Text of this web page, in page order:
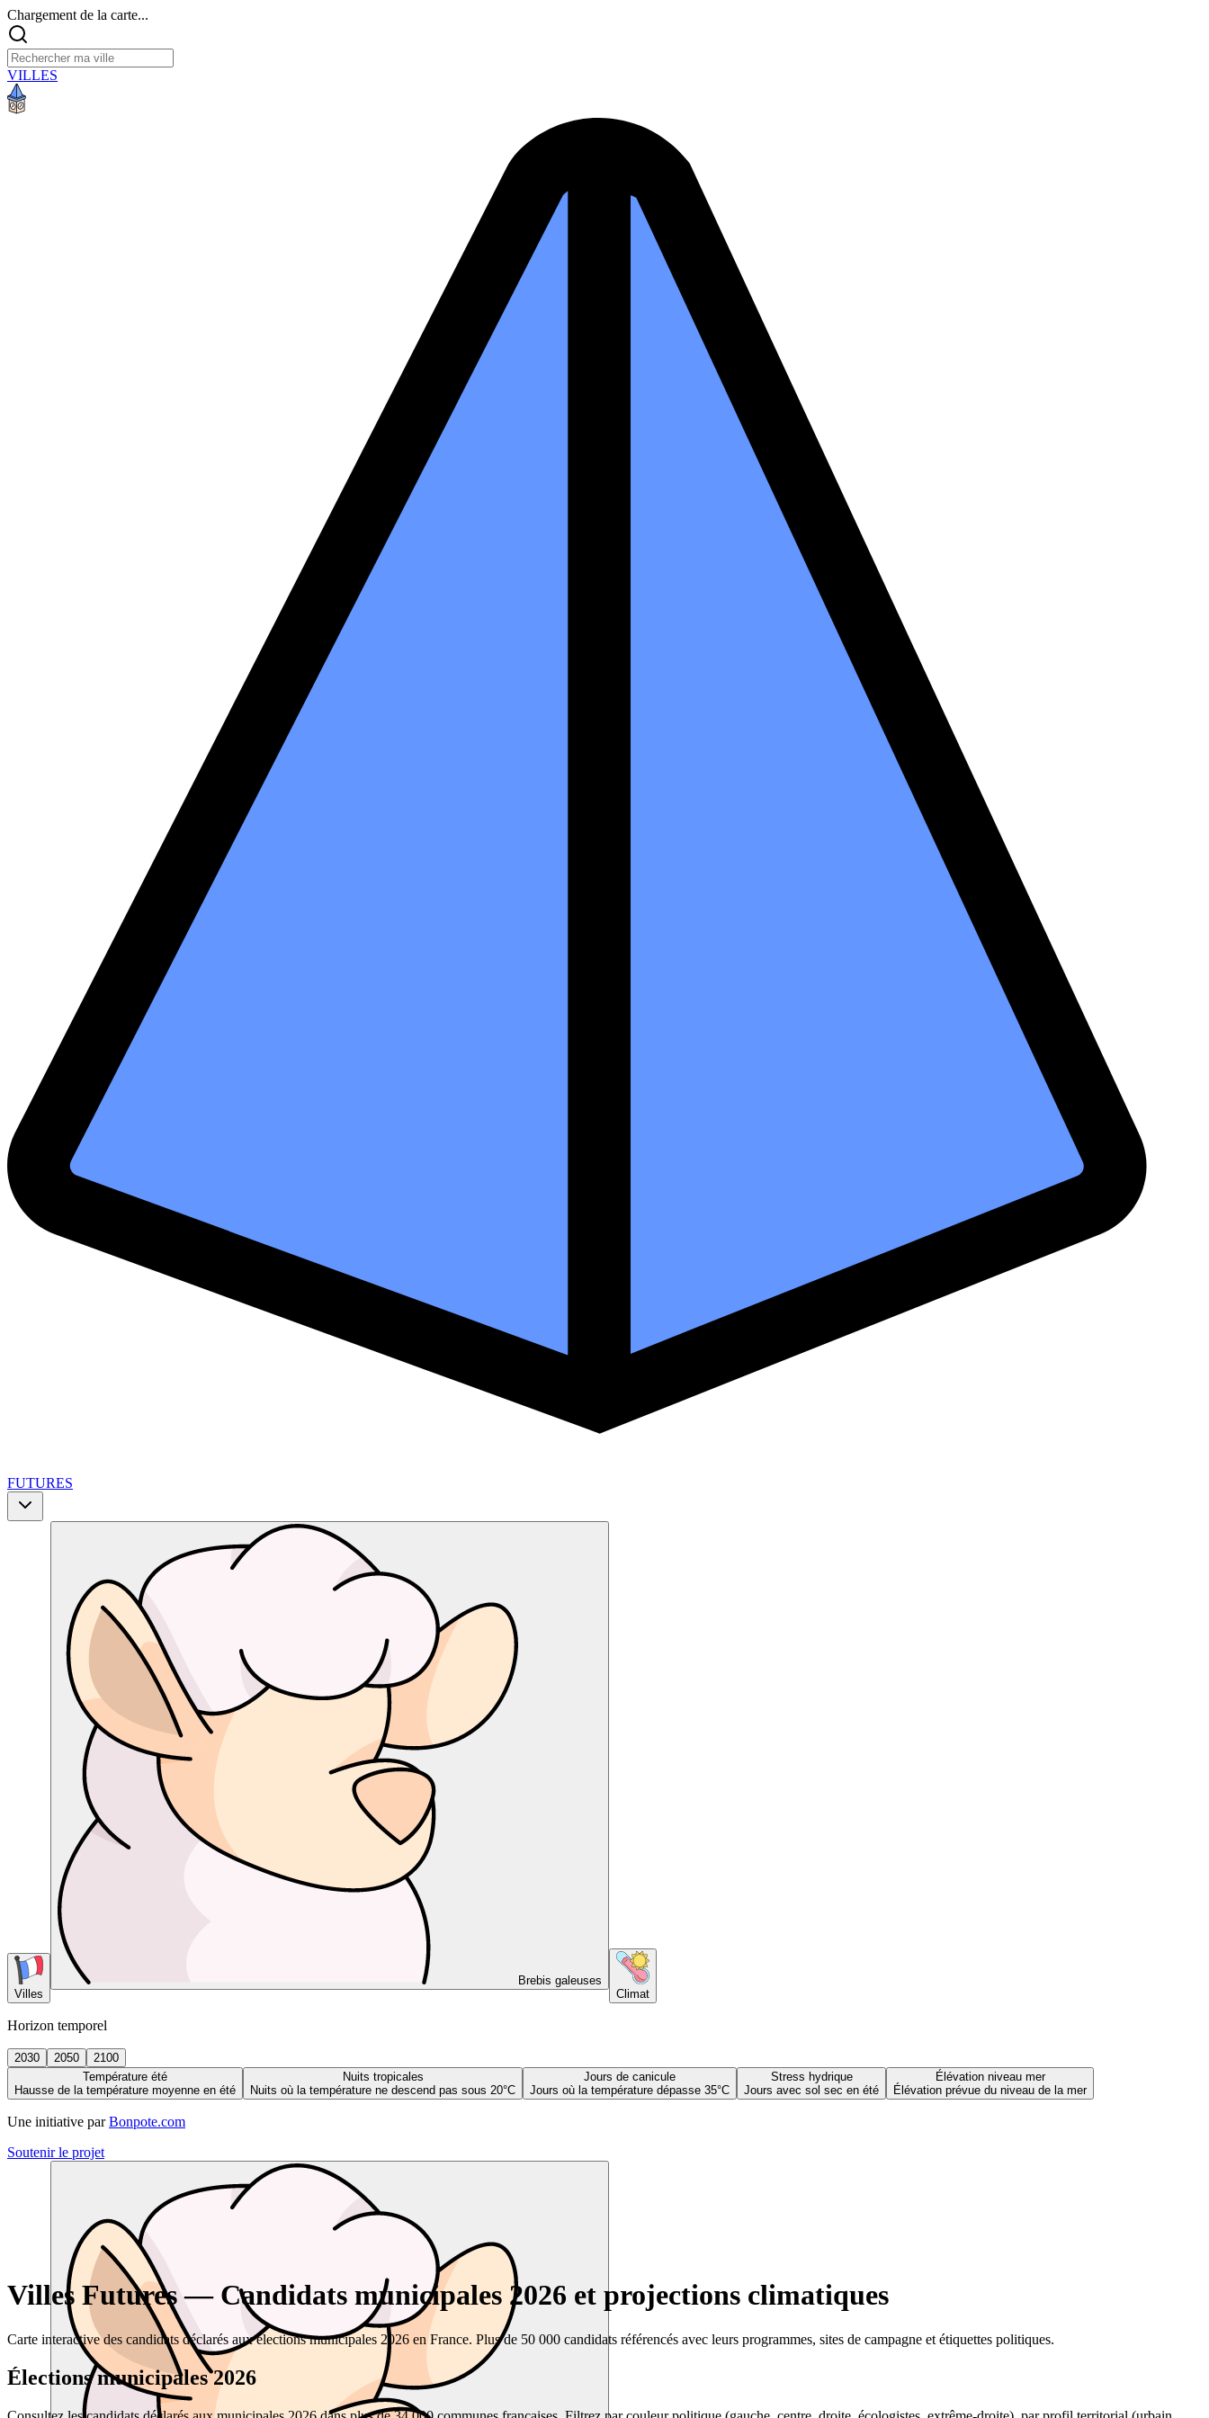
Chargement de la carte...
VILLES
FUTURES
Villes
Brebis galeuses
Climat
Horizon temporel
2030 2050
2100
Température été
Hausse de la température moyenne en été
Nuits tropicales
Nuits où la température ne descend pas sous 20°C
Jours de canicule
Jours où la température dépasse 35°C
Stress hydrique
Jours avec sol sec en été
Élévation niveau mer
Élévation prévue du niveau de la mer
Une initiative par Bonpote.com
Soutenir le projet
Villes Futures — Candidats municipales 2026 et projections climatiques
Carte interactive des candidats déclarés aux élections municipales 2026 en France. Plus de 50 000 candidats référencés avec leurs programmes, sites de campagne et étiquettes politiques.
Élections municipales 2026